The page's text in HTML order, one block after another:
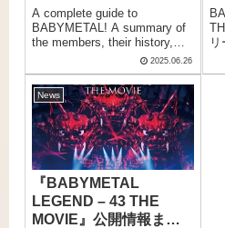
ユニット。4thアルバム
『METAL FORTH』リ
リース間近！A metal
dance unit that took
the world by storm by
combining idol culture
and metal music.
【JPN, ENG】
A complete guide to
BABYMETAL! A summary of
the members, their history,
and recommended songs.
Their album METAL FORTH is
coming
soon!BABYMETAL（ベビーメ
タル）の完全ガイド！メンバ
ー・来歴・おすすめ楽曲を総
まとめ。アルバムMETAL
FORTHリリース間近！
2025.06.26
News
『BABYMETAL
LEGEND – 43 THE
MOVIE』公開情報まと